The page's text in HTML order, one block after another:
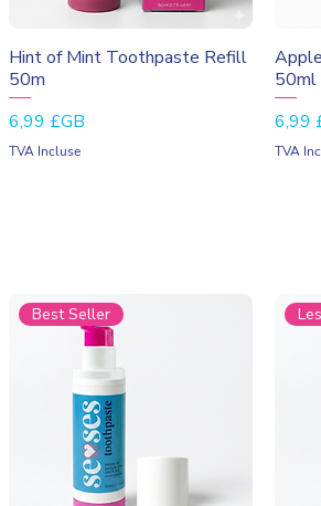
Aperçu rapide
Hint of Mint Toothpaste Refill
50m
Prix
6,99 £GB
TVA Incluse
50ml
Prix
6,99
TVA
Best Seller